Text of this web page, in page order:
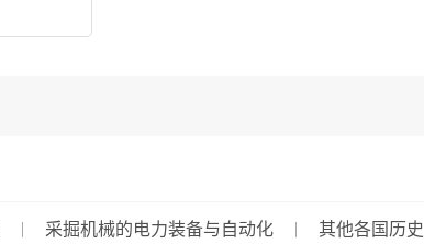
采掘机械的电力装备与自动化 其他各国历史